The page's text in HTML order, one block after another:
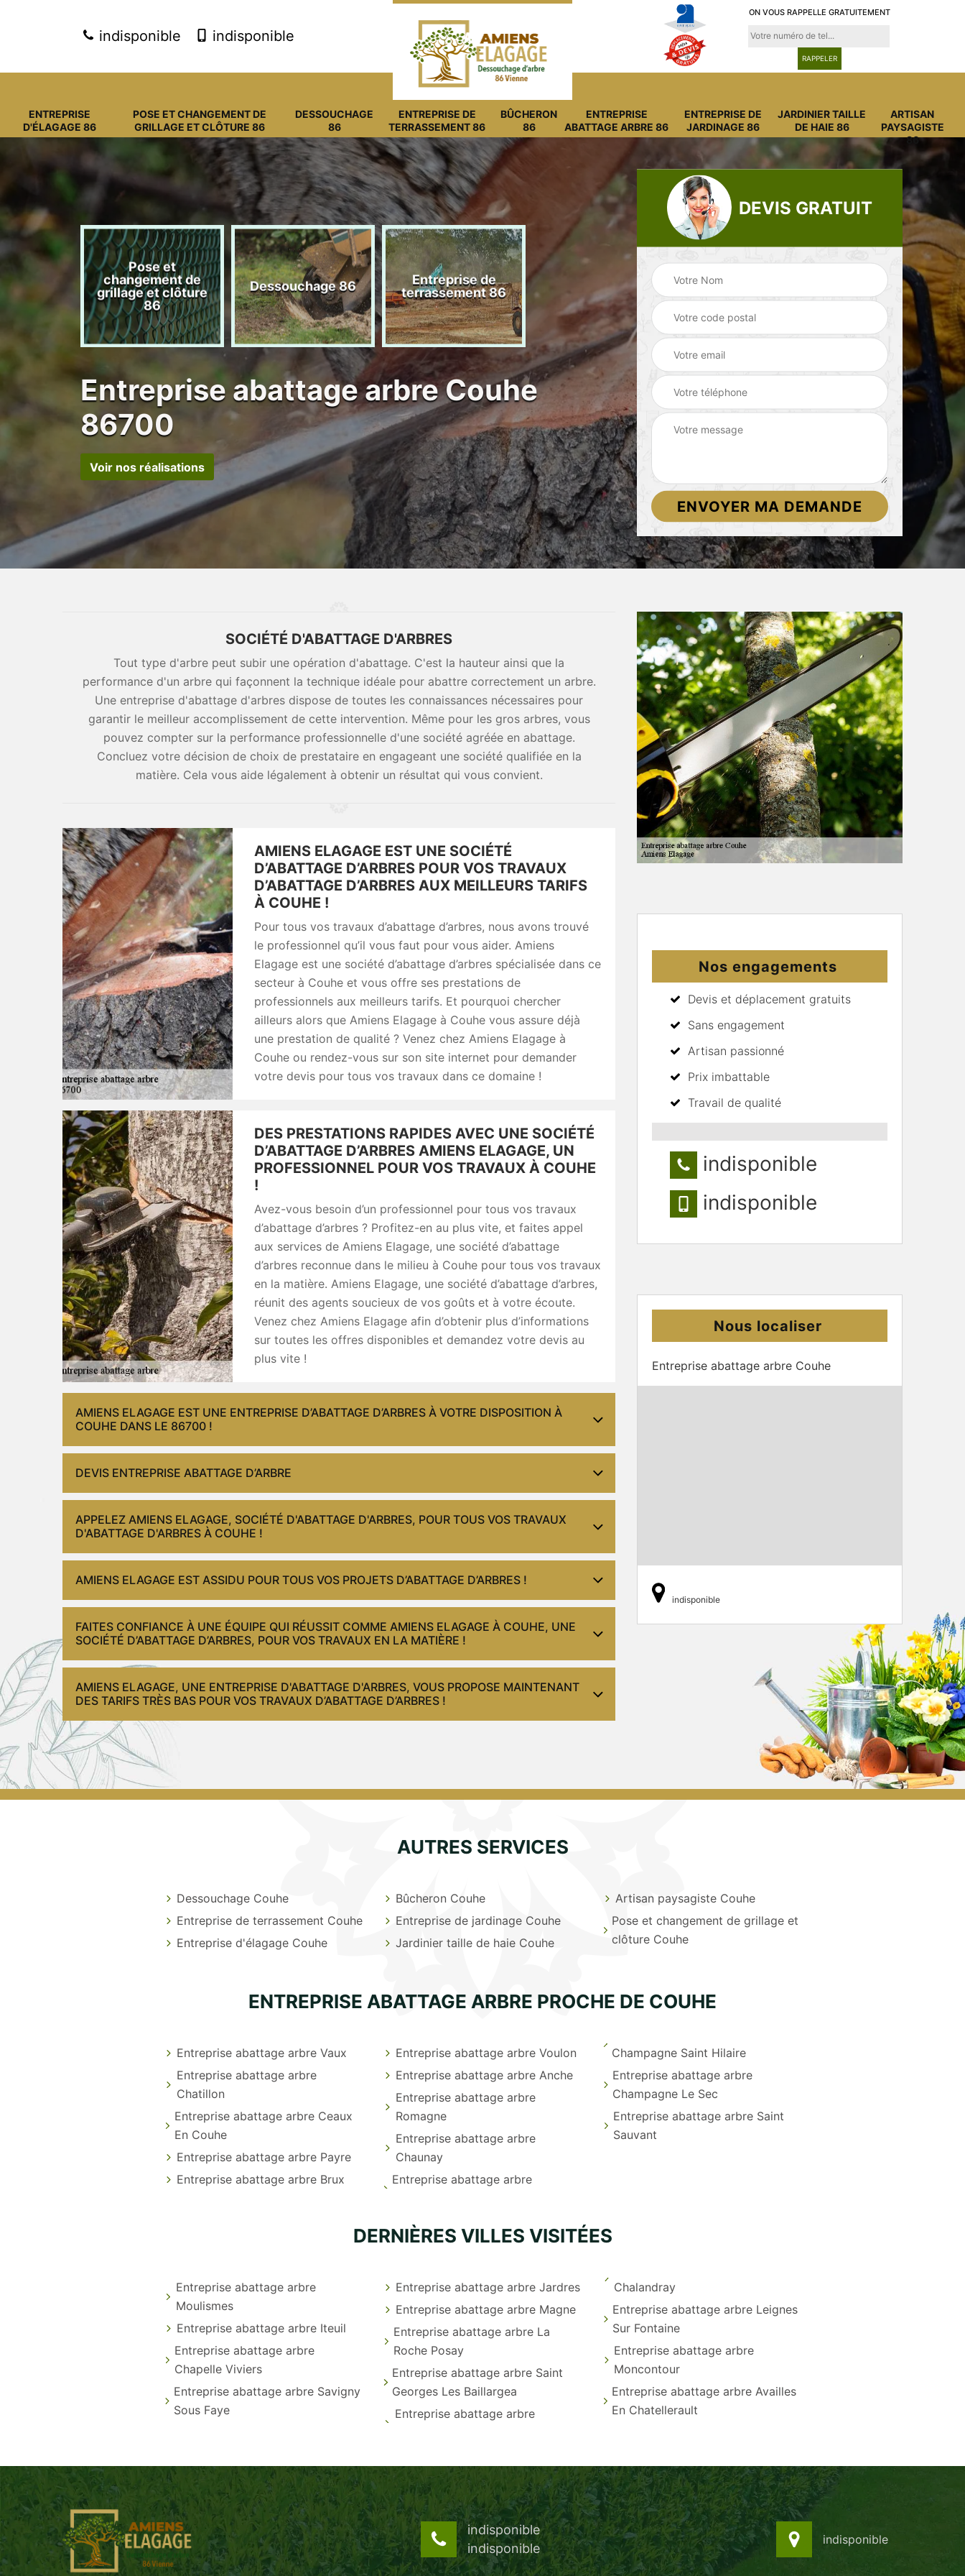
indisponible indisponible
ON VOUS RAPPELLE GRATUITEMENT
ENTREPRISE
D'ÉLAGAGE 86
POSE ET CHANGEMENT DE
GRILLAGE ET CLÔTURE 86
DESSOUCHAGE
86
ENTREPRISE DE
TERRASSEMENT 86
BÛCHERON
86
ENTREPRISE
ABATTAGE ARBRE 86
ENTREPRISE DE
JARDINAGE 86
JARDINIER TAILLE
DE HAIE 86
ARTISAN
PAYSAGISTE
86
Pose et
changement de
grillage et clôture
86
Dessouchage 86
Entreprise de
terrassement 86
Bûcheron 86
Entreprise de
jardinage 86
Entreprise abattage arbre Couhe
86700
Voir nos réalisations
DEVIS GRATUIT
SOCIÉTÉ D'ABATTAGE D'ARBRES
Tout type d'arbre peut subir une opération d'abattage. C'est la hauteur ainsi que la
performance d'un arbre qui façonnent la technique idéale pour abattre correctement un arbre.
Une entreprise d'abattage d'arbres dispose de toutes les connaissances nécessaires pour
garantir le meilleur accomplissement de cette intervention. Même pour les gros arbres, vous
pouvez compter sur la performance professionnelle d'une société agréée en abattage.
Concluez votre décision de choix de prestataire en engageant une société qualifiée en la
matière. Cela vous aide légalement à obtenir un résultat qui vous convient.
AMIENS ELAGAGE EST UNE SOCIÉTÉ
D’ABATTAGE D’ARBRES POUR VOS TRAVAUX
D’ABATTAGE D’ARBRES AUX MEILLEURS TARIFS
À COUHE !
Pour tous vos travaux d’abattage d’arbres, nous avons trouvé
le professionnel qu’il vous faut pour vous aider. Amiens
Elagage est une société d’abattage d’arbres spécialisée dans ce
secteur à Couhe et vous offre ses prestations de
professionnels aux meilleurs tarifs. Et pourquoi chercher
ailleurs alors que Amiens Elagage à Couhe vous assure déjà
une prestation de qualité ? Venez chez Amiens Elagage à
Couhe ou rendez-vous sur son site internet pour demander
votre devis pour tous vos travaux dans ce domaine !
DES PRESTATIONS RAPIDES AVEC UNE SOCIÉTÉ
D’ABATTAGE D’ARBRES AMIENS ELAGAGE, UN
PROFESSIONNEL POUR VOS TRAVAUX À COUHE
!
Avez-vous besoin d’un professionnel pour tous vos travaux
d’abattage d’arbres ? Profitez-en au plus vite, et faites appel
aux services de Amiens Elagage, une société d’abattage
d’arbres reconnue dans le milieu à Couhe pour tous vos travaux
en la matière. Amiens Elagage, une société d’abattage d’arbres,
réunit des agents soucieux de vos goûts et à votre écoute.
Venez chez Amiens Elagage afin d’obtenir plus d’informations
sur toutes les offres disponibles et demandez votre devis au
plus vite !
AMIENS ELAGAGE EST UNE ENTREPRISE D’ABATTAGE D’ARBRES À VOTRE DISPOSITION À
COUHE DANS LE 86700 !
DEVIS ENTREPRISE ABATTAGE D’ARBRE
APPELEZ AMIENS ELAGAGE, SOCIÉTÉ D'ABATTAGE D'ARBRES, POUR TOUS VOS TRAVAUX
D'ABATTAGE D'ARBRES À COUHE !
AMIENS ELAGAGE EST ASSIDU POUR TOUS VOS PROJETS D’ABATTAGE D’ARBRES !
FAITES CONFIANCE À UNE ÉQUIPE QUI RÉUSSIT COMME AMIENS ELAGAGE À COUHE, UNE
SOCIÉTÉ D’ABATTAGE D’ARBRES, POUR VOS TRAVAUX EN LA MATIÈRE !
AMIENS ELAGAGE, UNE ENTREPRISE D'ABATTAGE D'ARBRES, VOUS PROPOSE MAINTENANT
DES TARIFS TRÈS BAS POUR VOS TRAVAUX D’ABATTAGE D’ARBRES !
Nos engagements
Devis et déplacement gratuits
Sans engagement
Artisan passionné
Prix imbattable
Travail de qualité
indisponible
indisponible
Nous localiser
Entreprise abattage arbre Couhe
indisponible
AUTRES SERVICES
Dessouchage Couhe
Entreprise de terrassement Couhe
Entreprise d'élagage Couhe
Bûcheron Couhe
Entreprise de jardinage Couhe
Jardinier taille de haie Couhe
Artisan paysagiste Couhe
Pose et changement de grillage et
clôture Couhe
ENTREPRISE ABATTAGE ARBRE PROCHE DE COUHE
Entreprise abattage arbre Vaux
Entreprise abattage arbre
Chatillon
Entreprise abattage arbre Ceaux
En Couhe
Entreprise abattage arbre Payre
Entreprise abattage arbre Brux
Entreprise abattage arbre Voulon
Entreprise abattage arbre Anche
Entreprise abattage arbre
Romagne
Entreprise abattage arbre
Chaunay
Entreprise abattage arbre
Champagne Saint Hilaire
Entreprise abattage arbre
Champagne Le Sec
Entreprise abattage arbre Saint
Sauvant
DERNIÈRES VILLES VISITÉES
Entreprise abattage arbre
Moulismes
Entreprise abattage arbre Iteuil
Entreprise abattage arbre
Chapelle Viviers
Entreprise abattage arbre Savigny
Sous Faye
Entreprise abattage arbre Jardres
Entreprise abattage arbre Magne
Entreprise abattage arbre La
Roche Posay
Entreprise abattage arbre Saint
Georges Les Baillargea
Entreprise abattage arbre
Chalandray
Entreprise abattage arbre Leignes
Sur Fontaine
Entreprise abattage arbre
Moncontour
Entreprise abattage arbre Availles
En Chatellerault
indisponible
indisponible
indisponible